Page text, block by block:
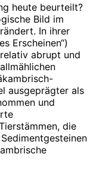
heute beurteilt?
Bild im
In ihrer
Erscheinen“)
abrupt und
ausgeprägter als
und
die